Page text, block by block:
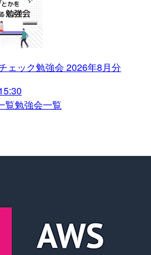
ェック勉強会 2026年8月分
覧勉強会一覧